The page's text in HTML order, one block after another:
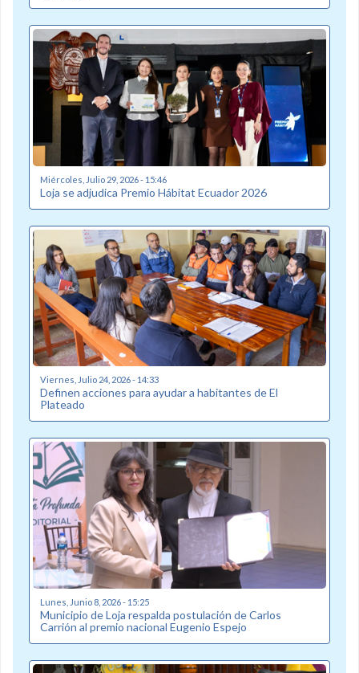
Miércoles, Julio 29, 2026 - 15:46
Loja se adjudica Premio Hábitat Ecuador 2026
Viernes, Julio 24, 2026 - 14:33
Definen acciones para ayudar a habitantes de El
Plateado
Lunes, Junio 8, 2026 - 15:25
Municipio de Loja respalda postulación de Carlos
Carrión al premio nacional Eugenio Espejo